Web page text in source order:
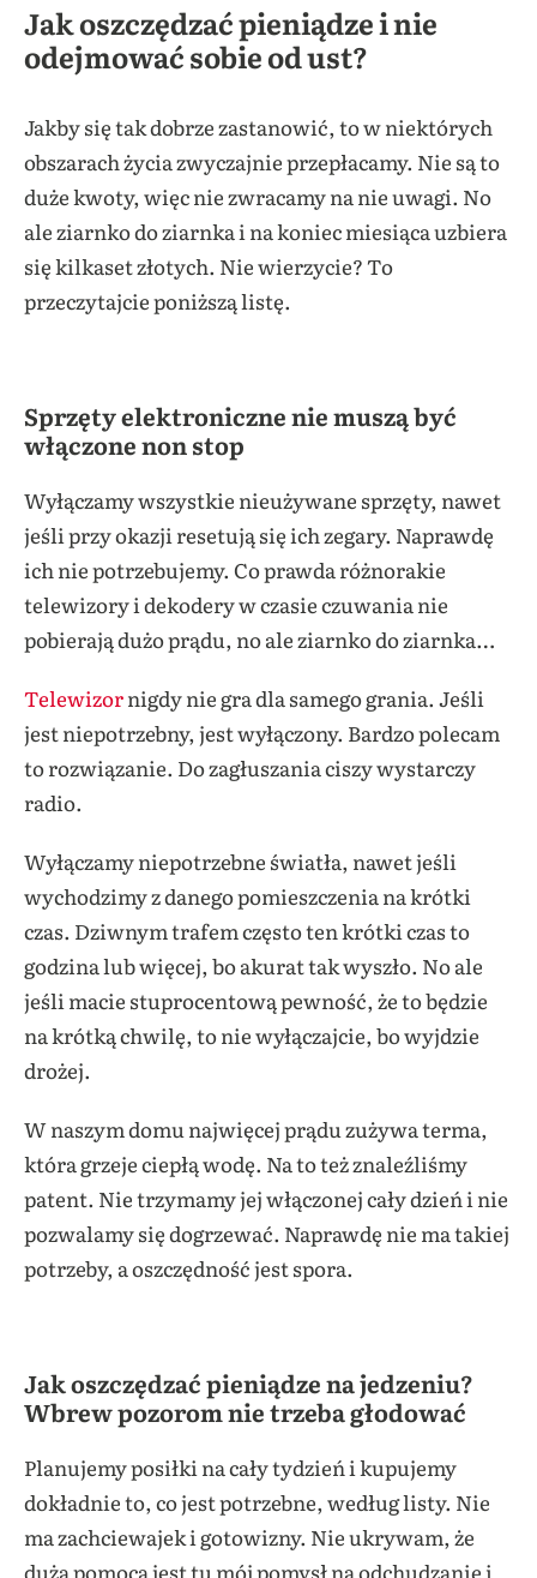
Jak oszczędzać pieniądze i nie
odejmować sobie od ust?
Jakby się tak dobrze zastanowić, to w niektórych
obszarach życia zwyczajnie przepłacamy. Nie są to
duże kwoty, więc nie zwracamy na nie uwagi. No
ale ziarnko do ziarnka i na koniec miesiąca uzbiera
się kilkaset złotych. Nie wierzycie? To
przeczytajcie poniższą listę.
Sprzęty elektroniczne nie muszą być
włączone non stop
Wyłączamy wszystkie nieużywane sprzęty, nawet
jeśli przy okazji resetują się ich zegary. Naprawdę
ich nie potrzebujemy. Co prawda różnorakie
telewizory i dekodery w czasie czuwania nie
pobierają dużo prądu, no ale ziarnko do ziarnka…
Telewizornigdy nie gra dla samego grania. Jeśli
jest niepotrzebny, jest wyłączony. Bardzo polecam
to rozwiązanie. Do zagłuszania ciszy wystarczy
radio.
Wyłączamy niepotrzebne światła, nawet jeśli
wychodzimy z danego pomieszczenia na krótki
czas. Dziwnym trafem często ten krótki czas to
godzina lub więcej, bo akurat tak wyszło. No ale
jeśli macie stuprocentową pewność, że to będzie
na krótką chwilę, to nie wyłączajcie, bo wyjdzie
drożej.
W naszym domu najwięcej prądu zużywa terma,
która grzeje ciepłą wodę. Na to też znaleźliśmy
patent. Nie trzymamy jej włączonej cały dzień i nie
pozwalamy się dogrzewać. Naprawdę nie ma takiej
potrzeby, a oszczędność jest spora.
Jak oszczędzać pieniądze na jedzeniu?
Wbrew pozorom nie trzeba głodować
Planujemy posiłki na cały tydzień i kupujemy
dokładnie to, co jest potrzebne, według listy. Nie
ma zachciewajek i gotowizny. Nie ukrywam, że
dużą pomocą jest tu mój pomysł na odchudzanie i